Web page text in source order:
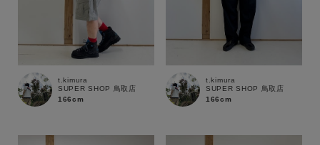
t.kimura
SUPER SHOP 鳥取店
166cm
t.kimura
SUPER SHOP 鳥取店
166cm